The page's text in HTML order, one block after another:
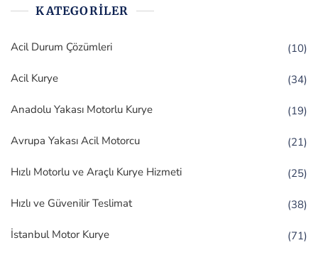
KATEGORILER
Acil Durum Çözümleri (10)
Acil Kurye (34)
Anadolu Yakası Motorlu Kurye (19)
Avrupa Yakası Acil Motorcu (21)
Hızlı Motorlu ve Araçlı Kurye Hizmeti (25)
Hızlı ve Güvenilir Teslimat (38)
İstanbul Motor Kurye (71)